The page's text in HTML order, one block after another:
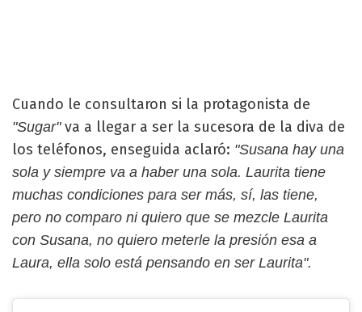
Cuando le consultaron si la protagonista de
"Sugar"va a llegar a ser la sucesora de la diva de
los teléfonos, enseguida aclaró: "Susana hay una
sola y siempre va a haber una sola. Laurita tiene
muchas condiciones para ser más, sí, las tiene,
pero no comparo ni quiero que se mezcle Laurita
con Susana, no quiero meterle la presión esa a
Laura, ella solo está pensando en ser Laurita".